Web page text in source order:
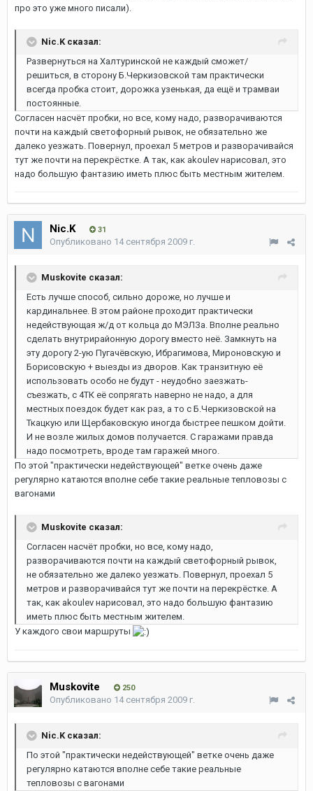
про это уже много писали).
Nic.K сказал:
Развернуться на Халтуринской не каждый сможет/
решиться, в сторону Б.Черкизовской там практически
всегда пробка стоит, дорожка узенькая, да ещё и трамваи
постоянные.
Согласен насчёт пробки, но все, кому надо, разворачиваются
почти на каждый светофорный рывок, не обязательно же
далеко уезжать. Повернул, проехал 5 метров и разворачивайся
тут же почти на перекрёстке. А так, как akoulev нарисовал, это
надо большую фантазию иметь плюс быть местным жителем.
Nic.K 31
Опубликовано 14 сентября 2009 г.
Muskovite сказал:
Есть лучше способ, сильно дороже, но лучше и
кардинальнее. В этом районе проходит практически
недействующая ж/д от кольца до МЭЛЗа. Вполне реально
сделать внутрирайонную дорогу вместо неё. Замкнуть на
эту дорогу 2-ую Пугачёвскую, Ибрагимова, Мироновскую и
Борисовскую + выезды из дворов. Как транзитную её
использовать особо не будут - неудобно заезжать-
съезжать, с 4ТК её сопрягать наверно не надо, а для
местных поездок будет как раз, а то с Б.Черкизовской на
Ткацкую или Щербаковскую иногда быстрее пешком дойти.
И не возле жилых домов получается. С гаражами правда
надо посмотреть, вроде там гаражей много.
По этой "практически недействующей" ветке очень даже
регулярно катаются вполне себе такие реальные тепловозы с
вагонами
Muskovite сказал:
Согласен насчёт пробки, но все, кому надо,
разворачиваются почти на каждый светофорный рывок,
не обязательно же далеко уезжать. Повернул, проехал 5
метров и разворачивайся тут же почти на перекрёстке. А
так, как akoulev нарисовал, это надо большую фантазию
иметь плюс быть местным жителем.
У каждого свои маршруты
Muskovite 250
Опубликовано 14 сентября 2009 г.
Nic.K сказал:
По этой "практически недействующей" ветке очень даже
регулярно катаются вполне себе такие реальные
тепловозы с вагонами